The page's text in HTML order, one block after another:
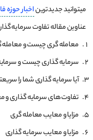
میتوانید جدیدتریناخبارحوزه
عناوین مقاله تفاوت سرمایه
معامله گری چیست و معامله
سرمایه گذاری چیست و
آیا سرمایه گذاری شما را
تفاوت های سرمایه گذاری و
مزایا و معایب معامله‌ گری
مزایا و معایب سرمایه گذاری